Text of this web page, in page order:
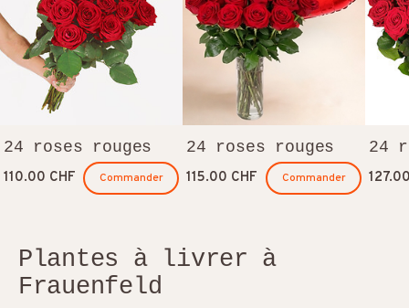
24 roses rouges
110.00 CHF Commander
24 roses rouges
115.00 CHF Commander
24
Plantes à livrer à
Frauenfeld